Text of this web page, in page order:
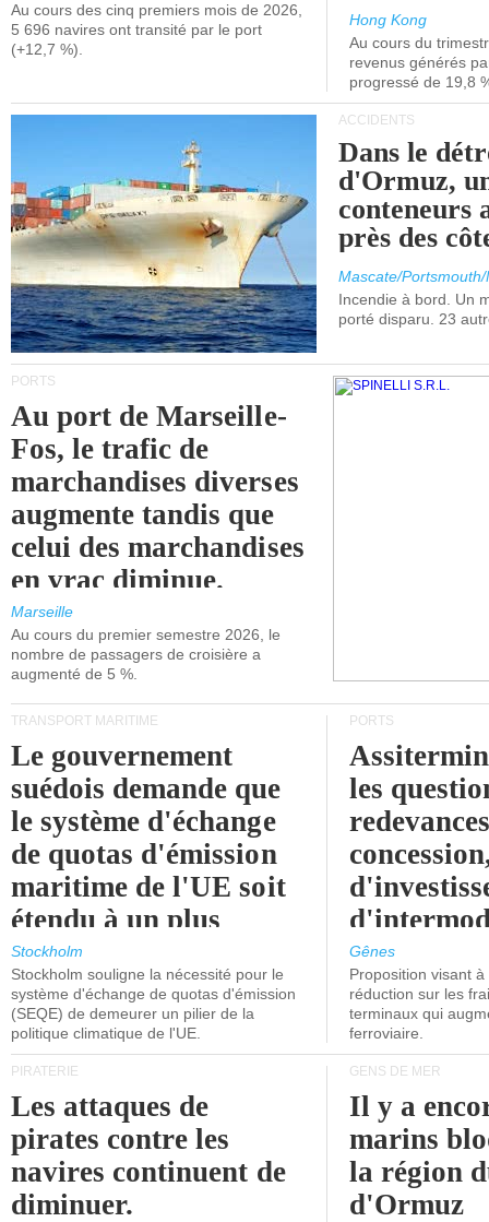
Au cours des cinq premiers mois de 2026,
5 696 navires ont transité par le port
(+12,7 %).
Hong Kong
Au cours du
revenus générés
progressé de 19,8
ACCIDENTS
Dans le
d'Ormuz,
conteneurs
près des
Mascate/
Incendie à bord. Un
porté disparu. 23
PORTS
Au port de Marseille-
Fos, le trafic de
marchandises diverses
augmente tandis que
celui des marchandises
en vrac diminue.
Marseille
Au cours du premier semestre 2026, le
nombre de passagers de croisière a
augmenté de 5 %.
TRANSPORT MARITIME
Le gouvernement
suédois demande que
le système d'échange
de quotas d'émission
maritime de l'UE soit
étendu à un plus
grand nombre de
navires.
Stockholm
Stockholm souligne la nécessité pour le
système d'échange de quotas d'émission
(SEQE) de demeurer un pilier de la
politique climatique de l'UE.
PORTS
les
l'attention
politiciens.
Gênes
Proposition visant
réduction sur les
terminaux qui
ferroviaire.
PIRATERIE
Les attaques de
pirates contre les
navires continuent de
diminuer.
GENS DE MER
Il y a
marins
la région
d'Ormuz